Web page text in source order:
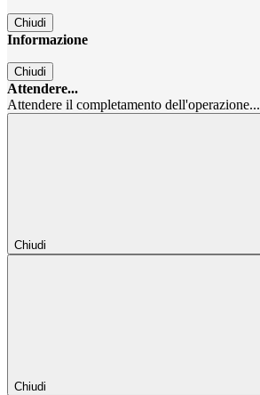
Chiudi
Informazione
Chiudi
Attendere...
Attendere il completamento dell'operazione...
Chiudi
Chiudi